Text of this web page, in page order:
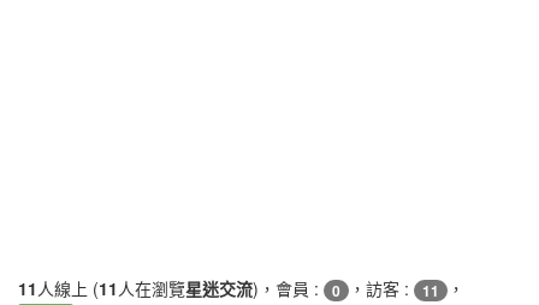
11人線上 (11人在瀏覽星迷交流)，會員 : 0 ，訪客 : 11 ，